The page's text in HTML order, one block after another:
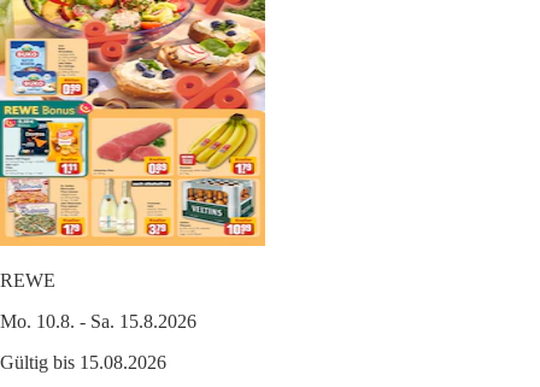
REWE
Mo. 10.8. - Sa. 15.8.2026
Gültig bis 15.08.2026